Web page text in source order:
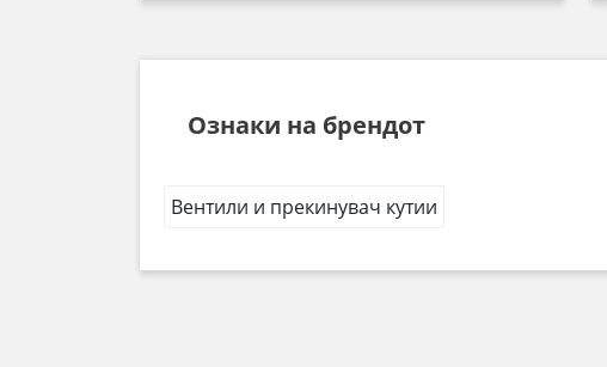
Ознаки на брендот
Вентили и прекинувач кутии